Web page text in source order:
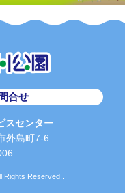
合せ
スセンター
外島町7-6
Rights Reserved..